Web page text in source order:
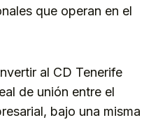
que operan en el
al CD Tenerife
de unión entre el
bajo una misma